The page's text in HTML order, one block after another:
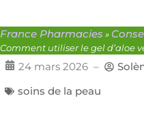
France Pharmacies »
Comment utiliser le gel d’aloe
24 mars 2026 –
soins de la peau